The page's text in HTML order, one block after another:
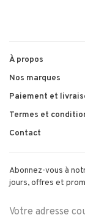
À propos
Nos marques
Paiement et
Termes et
Contact
Abonnez-vous à
jours, offres et